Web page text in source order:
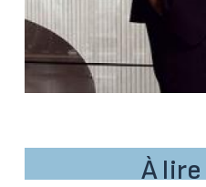
À lire